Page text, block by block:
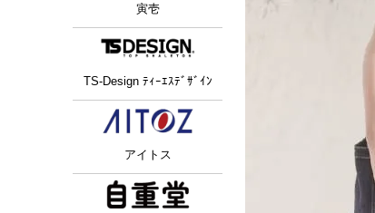
寅壱
TS-Design ﾃｨｰｴｽﾃﾞｻﾞｲﾝ
アイトス